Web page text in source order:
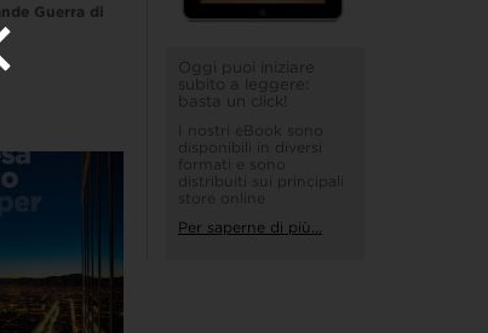
Guerra di
Oggi puoi iniziare
subito a leggere:
basta un click!
I nostri eBook sono
disponibili in diversi
formati e sono
distribuiti sui principali
store online
Per saperne di più...